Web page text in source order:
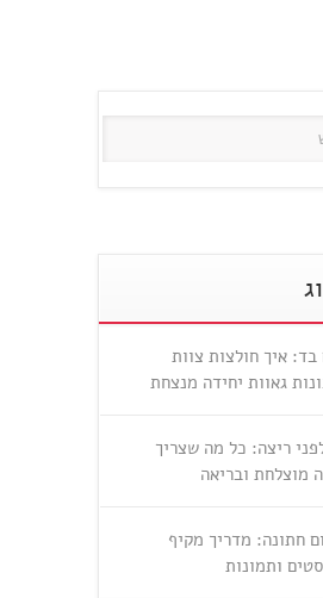
איך חולצות צוות
גאוות יחידה מנצחת
ריצה: כל מה שצריך
מוצלחת ובריאה
חתונה: מדריך מקיף
ותמונות